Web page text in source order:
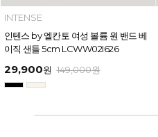
INTENSE
인텐스 by 엘칸토 여성 볼륨 원 밴드 베
이직 샌들 5cm LCWW02I626
29,900원 149,000원